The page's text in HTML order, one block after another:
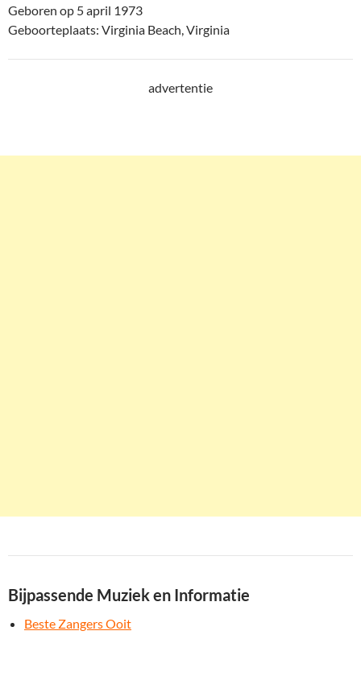
Geboren op 5 april 1973
Geboorteplaats: Virginia Beach, Virginia
advertentie
Bijpassende Muziek en Informatie
Beste Zangers Ooit